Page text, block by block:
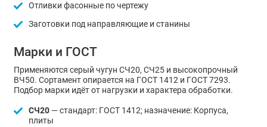
Отливки фасонные по чертежу
Заготовки под направляющие и станины
Марки и ГОСТ
Применяются серый чугун СЧ20, СЧ25 и высокопрочный
ВЧ50. Сортамент опирается на ГОСТ 1412 и ГОСТ 7293.
Подбор марки идёт от нагрузки и характера обработки.
СЧ20— стандарт: ГОСТ 1412; назначение: Корпуса,
плиты